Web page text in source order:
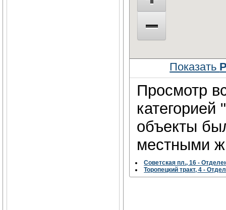
Показать
Просмотр
объекты
местными
Советская пл., 16 -
Торопецкий тракт, 4 -